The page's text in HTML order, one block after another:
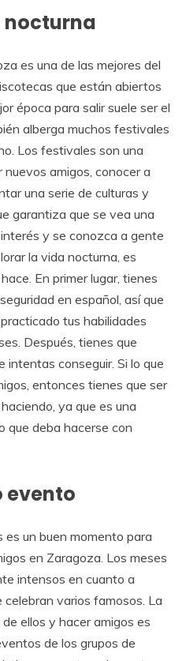
nocturna
es una de las mejores del
que están abiertos
época para salir suele ser el
alberga muchos festivales
Los festivales son una
amigos, conocer a
una serie de culturas y
garantiza que se vea una
y se conozca a gente
la vida nocturna, es
En primer lugar, tienes
en español, así que
tus habilidades
Después, tienes que
intentas conseguir. Si lo que
entonces tienes que ser
ya que es una
que deba hacerse con
evento
un buen momento para
en Zaragoza. Los meses
intensos en cuanto a
varios famosos. La
ellos y hacer amigos es
de los grupos de